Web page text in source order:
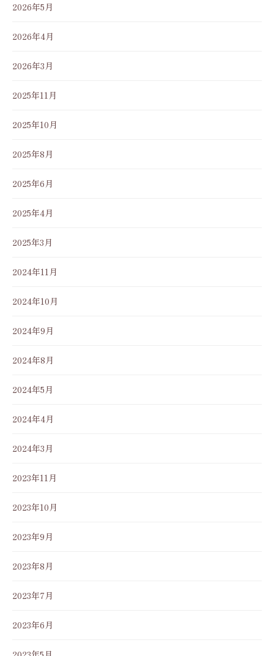
2026年5月
2026年4月
2026年3月
2025年11月
2025年10月
2025年8月
2025年6月
2025年4月
2025年3月
2024年11月
2024年10月
2024年9月
2024年8月
2024年5月
2024年4月
2024年3月
2023年11月
2023年10月
2023年9月
2023年8月
2023年7月
2023年6月